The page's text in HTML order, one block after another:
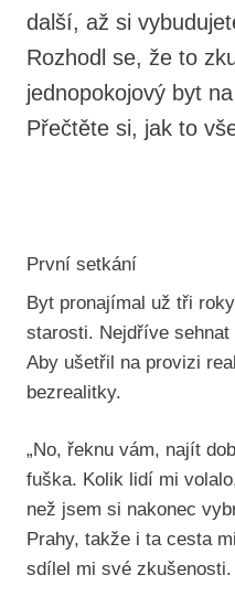
další, až si
Rozhodl se, že to
jednopokojový byt
Přečtěte si, jak to
První setkání
Byt pronajímal už tři
starosti. Nejdříve
Aby ušetřil na provizi
bezrealitky.
„No, řeknu vám, najít
fuška. Kolik lidí mi
než jsem si nakonec
Prahy, takže i ta cesta
sdílel mi své zkušenosti.